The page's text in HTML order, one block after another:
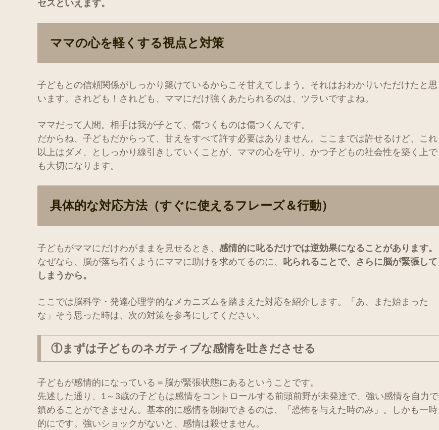
セスといえます。
ママの心を軽くする視点と対策
子どもとの信頼関係がしっかり築けているからこそ甘えてしまう。それはおわかりいただけたと思
います。されども！されども、ママにだけ強くあたられるのは、ツラいですよね。
ママだって人間。相手は我が子とて、傷つくものは傷つくんです。
だからね、子どもだからって、甘えをすべて許す必要はありません。ここまでは許せるけど、これ
以上はダメ、としっかり線引きしていくことが、ママの心を守り、かつ子どもの社会性を築く上で
も大切になります。
具体的な対応方法（すぐに使えるフレーズ＆行動）
子どもがママにだけわがままを見せるとき、 感情的に叱るだけでは逆効果になることがあります。
なぜなら、脳が落ち着くようにママに助けを求めてるのに、 叱られることで、さらに脳が緊張して
しまうから。
ここでは脳科学・発達心理学的なメカニズムを踏まえた対応を紹介します。「あ、また始まった
な」そう思った時は、次の対策を参考にしてください。
①まずは子どものネガティブな感情を吐きださせる
子どもが感情的になっている＝脳が緊張状態にあるということです。
先述した通り、1～3歳の子どもは感情をコントロールする前頭前野が未発達で、強い感情を自力で
鎮めることができません。基本的に感情を制御できるのは、「恐怖を与えた時のみ」。しかも一時
的にです。強いショックがないと、感情は殺せません。